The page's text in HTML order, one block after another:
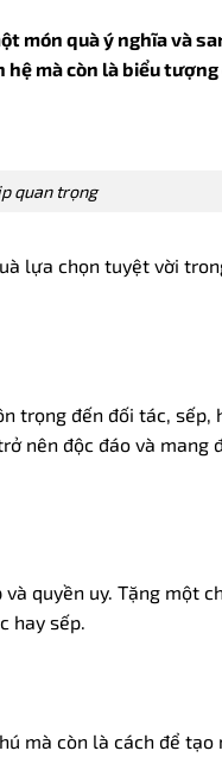
món quà ý nghĩa và
mà còn là biểu tượng
quan trọng
lựa chọn tuyệt vời
trọng đến đối tác, sếp,
nên độc đáo và mang
quyền uy. Tặng một
hay sếp.
mà còn là cách để tạo